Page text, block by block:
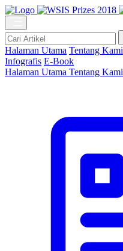
Halaman Utama Tentang Kami
Infografis E-Book
Halaman Utama Tentang Kami